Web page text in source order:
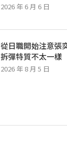
2026 年 6 月 6 日
從日職開始注意張
拆彈特質不太一樣
2026 年 8 月 5 日